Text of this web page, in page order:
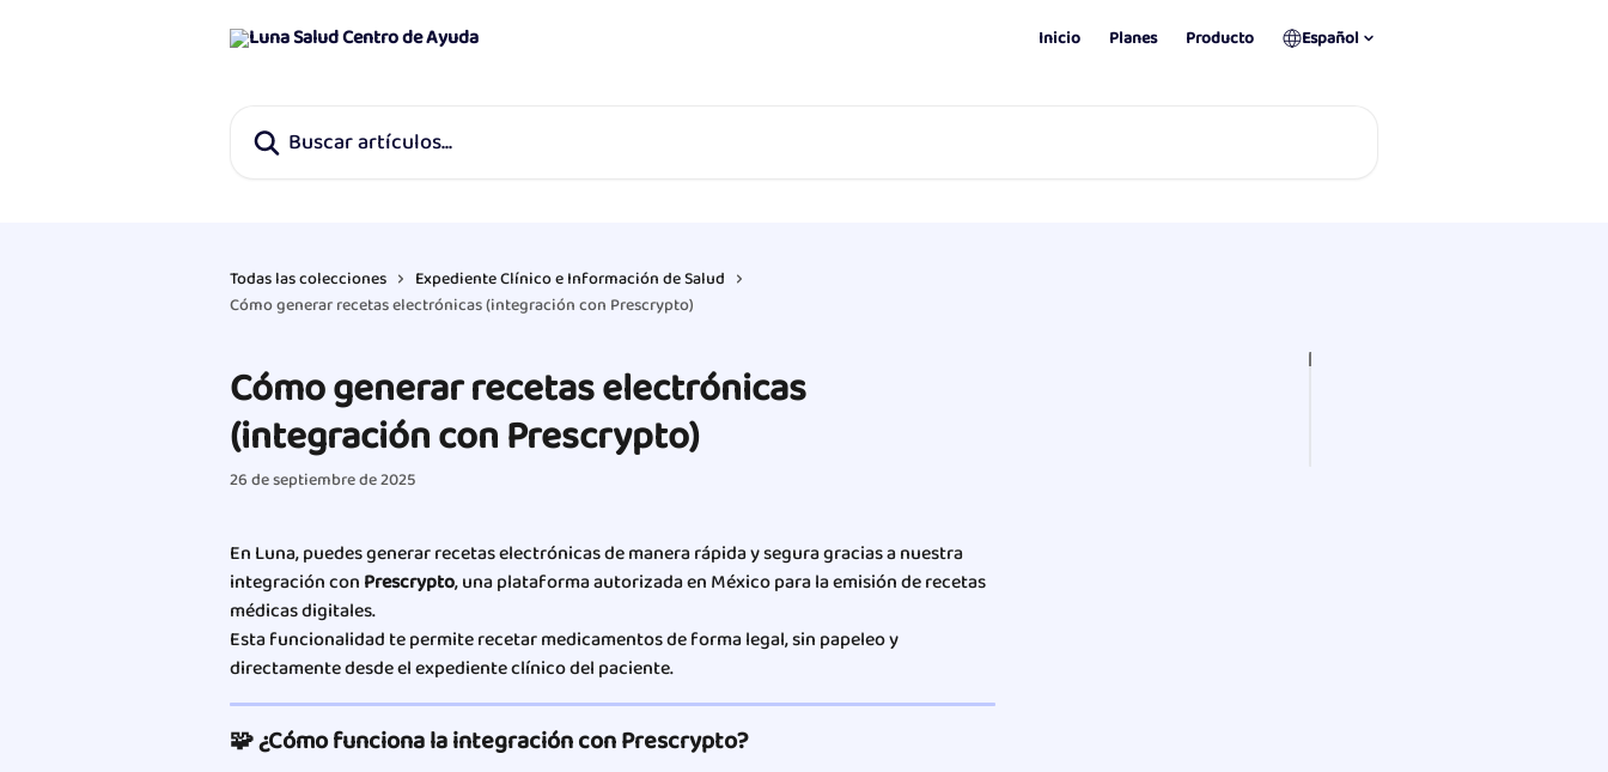
Inicio Planes Producto Español
Todas las colecciones
Expediente Clínico e Información de Salud
Cómo generar recetas electrónicas (integración con Prescrypto)
Cómo generar recetas electrónicas
(integración con Prescrypto)
26 de septiembre de 2025
En Luna, puedes generar recetas electrónicas de manera rápida y segura gracias a nuestra
integración con Prescrypto, una plataforma autorizada en México para la emisión de recetas
médicas digitales.
Esta funcionalidad te permite recetar medicamentos de forma legal, sin papeleo y
directamente desde el expediente clínico del paciente.
🧩 ¿Cómo funciona la integración con Prescrypto?